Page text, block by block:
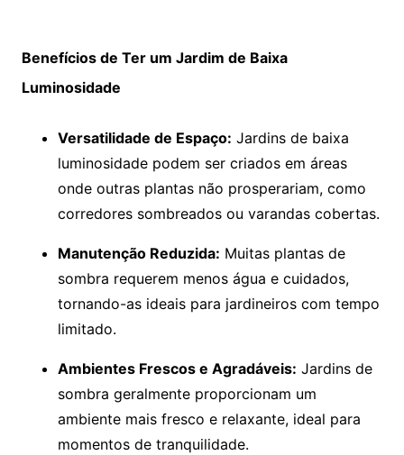
Benefícios de Ter um Jardim de Baixa
Luminosidade
Versatilidade de Espaço: Jardins de baixa
luminosidade podem ser criados em áreas
onde outras plantas não prosperariam, como
corredores sombreados ou varandas cobertas.
Manutenção Reduzida: Muitas plantas de
sombra requerem menos água e cuidados,
tornando-as ideais para jardineiros com tempo
limitado.
Ambientes Frescos e Agradáveis: Jardins de
sombra geralmente proporcionam um
ambiente mais fresco e relaxante, ideal para
momentos de tranquilidade.